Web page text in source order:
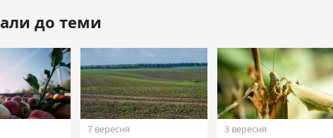
до теми
7 вересня 3 вересня